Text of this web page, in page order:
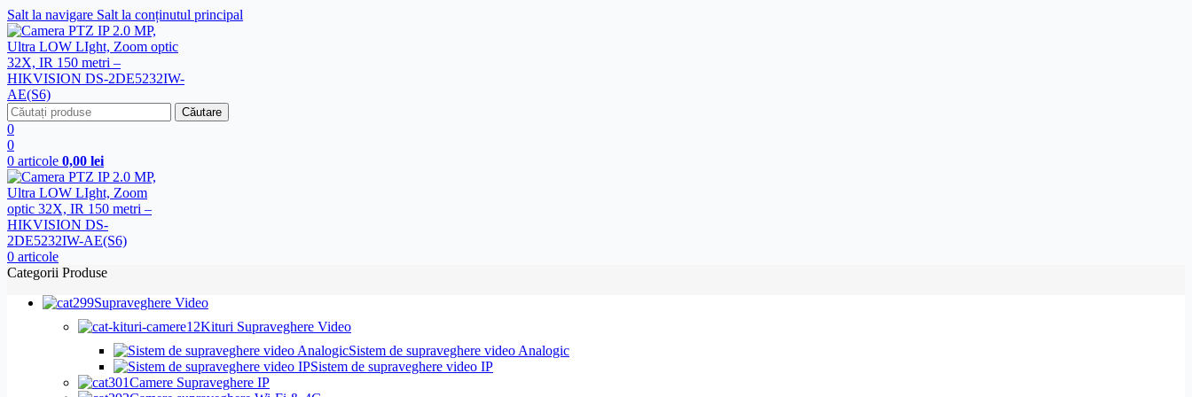
Salt la navigare Salt la conținutul principal
Căutare
0
0
0 articole 0,00 lei
0 articole
Categorii Produse
Supraveghere Video
Kituri Supraveghere Video
Sistem de supraveghere video Analogic
Sistem de supraveghere video IP
Camere Supraveghere IP